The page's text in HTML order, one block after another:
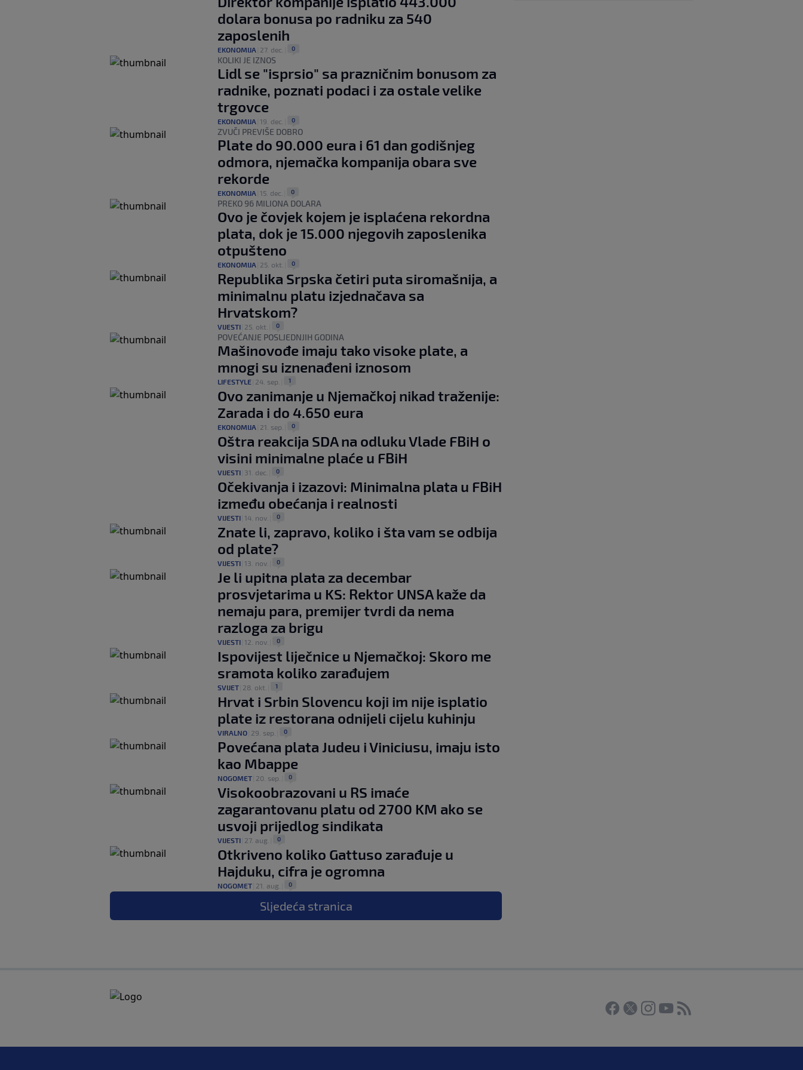
dolara bonusa po radniku za 540
zaposlenih
EKONOMIJA 27. dec. 0
KOLIKI JE IZNOS
Lidl se "isprsio" sa prazničnim bonusom za
radnike, poznati podaci i za ostale velike
trgovce
EKONOMIJA 19. dec. 0
ZVUČI PREVIŠE DOBRO
Plate do 90.000 eura i 61 dan godišnjeg
odmora, njemačka kompanija obara sve
rekorde
EKONOMIJA 15. dec. 0
PREKO 96 MILIONA DOLARA
Ovo je čovjek kojem je isplaćena rekordna
plata, dok je 15.000 njegovih zaposlenika
otpušteno
EKONOMIJA 25. okt. 0
Republika Srpska četiri puta siromašnija, a
minimalnu platu izjednačava sa
Hrvatskom?
VIJESTI 25. okt. 0
POVEĆANJE POSLJEDNJIH GODINA
Mašinovođe imaju tako visoke plate, a
mnogi su iznenađeni iznosom
LIFESTYLE 24. sep. 1
Ovo zanimanje u Njemačkoj nikad traženije:
Zarada i do 4.650 eura
EKONOMIJA 21. sep. 0
Oštra reakcija SDA na odluku Vlade FBiH o
visini minimalne plaće u FBiH
VIJESTI 31. dec. 0
Očekivanja i izazovi: Minimalna plata u FBiH
između obećanja i realnosti
VIJESTI 14. nov. 0
Znate li, zapravo, koliko i šta vam se odbija
od plate?
VIJESTI 13. nov. 0
Je li upitna plata za decembar
prosvjetarima u KS: Rektor UNSA kaže da
nemaju para, premijer tvrdi da nema
razloga za brigu
VIJESTI 12. nov. 0
Ispovijest liječnice u Njemačkoj: Skoro me
sramota koliko zarađujem
SVIJET 28. okt. 1
Hrvat i Srbin Slovencu koji im nije isplatio
plate iz restorana odnijeli cijelu kuhinju
VIRALNO 29. sep. 0
Povećana plata Judeu i Viniciusu, imaju isto
kao Mbappe
NOGOMET 20. sep. 0
Visokoobrazovani u RS imaće
zagarantovanu platu od 2700 KM ako se
usvoji prijedlog sindikata
VIJESTI 27. aug. 0
Otkriveno koliko Gattuso zarađuje u
Hajduku, cifra je ogromna
NOGOMET 21. aug. 0
Sljedeća stranica